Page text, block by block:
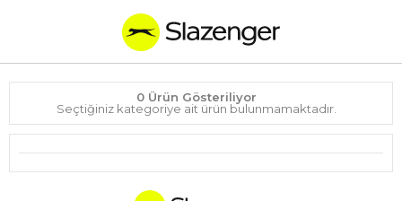
0 Ürün Gösteriliyor
Seçtiğiniz kategoriye ait ürün bulunmamaktadır.